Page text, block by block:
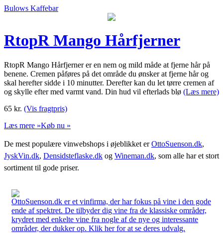
Bulows Kaffebar
RtopR Mango Hårfjerner
RtopR Mango Hårfjerner er en nem og mild måde at fjerne hår på
benene. Cremen påføres på det område du ønsker at fjerne hår og
skal herefter sidde i 10 minutter. Derefter kan du let tørre cremen af
og skylle efter med varmt vand. Din hud vil efterlads blø (Læs mere)
65 kr. (Vis fragtpris)
Læs mere »Køb nu »
De mest populære vinwebshops i øjeblikket erOttoSuenson.dk,
JyskVin.dk, Densidsteflaske.dk og Wineman.dk, som alle har et stort
sortiment til gode priser.
OttoSuenson.dk er et vinfirma, der har fokus på vine i den gode
ende af spektret. De tilbyder dig vine fra de klassiske områder,
krydret med enkelte vine fra nogle af de nye og interessante
områder, der dukker op. Klik her for at se deres udvalg.